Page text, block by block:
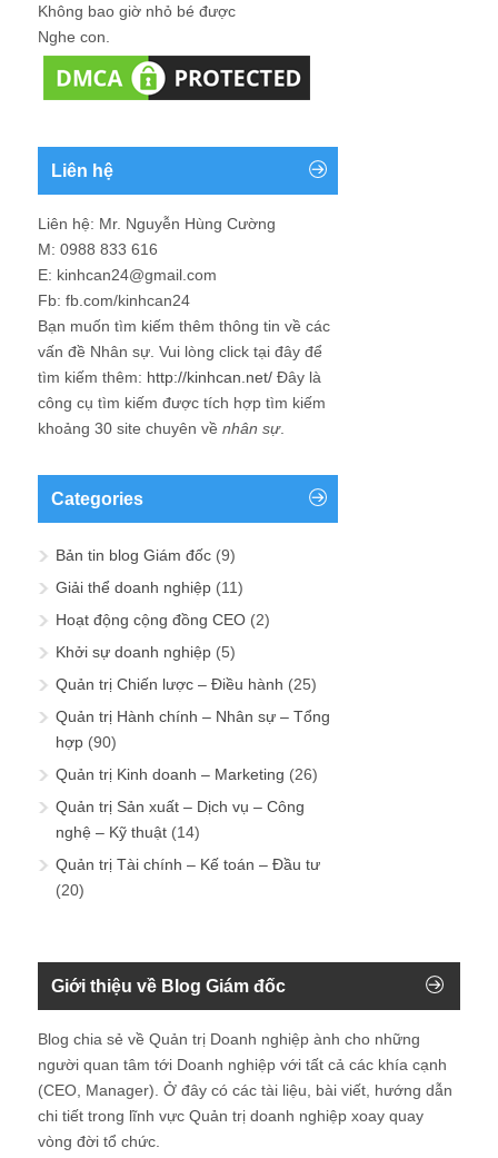
Không bao giờ nhỏ bé được
Nghe con.
Liên hệ
Liên hệ: Mr. Nguyễn Hùng Cường
M: 0988 833 616
E: kinhcan24@gmail.com
Fb: fb.com/kinhcan24
Bạn muốn tìm kiếm thêm thông tin về các
vấn đề Nhân sự . Vui lòng click tại đây để
tìm kiếm thêm: http://kinhcan.net/ Đây là
công cụ tìm kiếm được tích hợp tìm kiếm
khoảng 30 site chuyên về nhân sự.
Categories
Bản tin blog Giám đốc (9)
Giải thể doanh nghiệp (11)
Hoạt động cộng đồng CEO (2)
Khởi sự doanh nghiệp (5)
Quản trị Chiến lược – Điều hành (25)
Quản trị Hành chính – Nhân sự – Tổng
hợp (90)
Quản trị Kinh doanh – Marketing (26)
Quản trị Sản xuất – Dịch vụ – Công
nghệ – Kỹ thuật (14)
Quản trị Tài chính – Kế toán – Đầu tư
(20)
Giới thiệu về Blog Giám đốc
Blog chia sẻ về Quản trị Doanh nghiệp ành cho những
người quan tâm tới Doanh nghiệp với tất cả các khía cạnh
(CEO, Manager). Ở đây có các tài liệu, bài viết, hướng dẫn
chi tiết trong lĩnh vực Quản trị doanh nghiệp xoay quay
vòng đời tổ chức.